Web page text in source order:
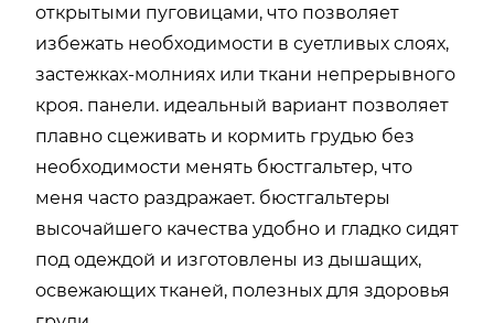
открытыми пуговицами, что позволяет
избежать необходимости в суетливых слоях,
застежках-молниях или ткани непрерывного
кроя. панели. идеальный вариант позволяет
плавно сцеживать и кормить грудью без
необходимости менять бюстгальтер, что
меня часто раздражает. бюстгальтеры
высочайшего качества удобно и гладко сидят
под одеждой и изготовлены из дышащих,
освежающих тканей, полезных для здоровья